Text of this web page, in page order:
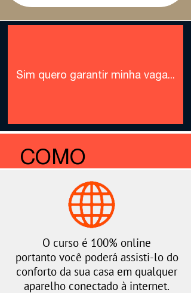
Sim quero garantir minha vaga...
COMO
FUNCIONA O
CURSO
O curso é 100% online
portanto você poderá assisti-lo do
conforto da sua casa em qualquer
aparelho conectado à internet.